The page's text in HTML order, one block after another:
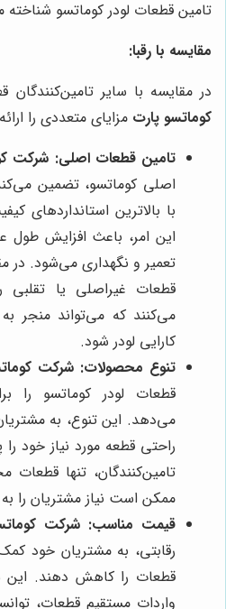
تامین قطعات لودر کوماتسو
مقایسه با رقبا:
در مقایسه با سایر تامین‌کنندگان
کوماتسو پارت مزایای متعددی را
تامین قطعات اصلی: شرکت
اصلی کوماتسو، تضمین
با بالاترین استانداردهای
این امر، باعث افزایش
تعمیر و نگهداری می‌شود. در
قطعات غیراصلی یا تقلبی
می‌کنند که می‌تواند
کارایی لودر شود.
تنوع محصولات: شرکت
قطعات لودر کوماتسو را
می‌دهد. این تنوع، به
راحتی قطعه مورد نیاز خود را
تامین‌کنندگان، تنها قطعات
ممکن است نیاز مشتریان را به
قیمت مناسب: شرکت
رقابتی، به مشتریان خود
قطعات را کاهش دهند.
واردات مستقیم قطعات،